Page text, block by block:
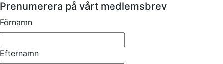
Prenumerera på vårt medlemsbrev
Förnamn
Efternamn